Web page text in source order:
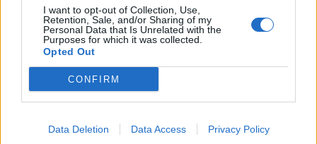
I want to opt-out of Collection, Use,
Retention, Sale, and/or Sharing of my
Personal Data that Is Unrelated with the
Purposes for which it was collected.
Opted Out
CONFIRM
Data Deletion Data Access Privacy Policy
ενέργειας
Η Chery επενδύει 75 εκατ. δολάρια στην KG Mobility
Το FIAT 500 Hybrid τώρα από
18.990 ευρώ
Ατρόμητος και Novibet
συνεχίζουν μαζί: Ανανέωση της